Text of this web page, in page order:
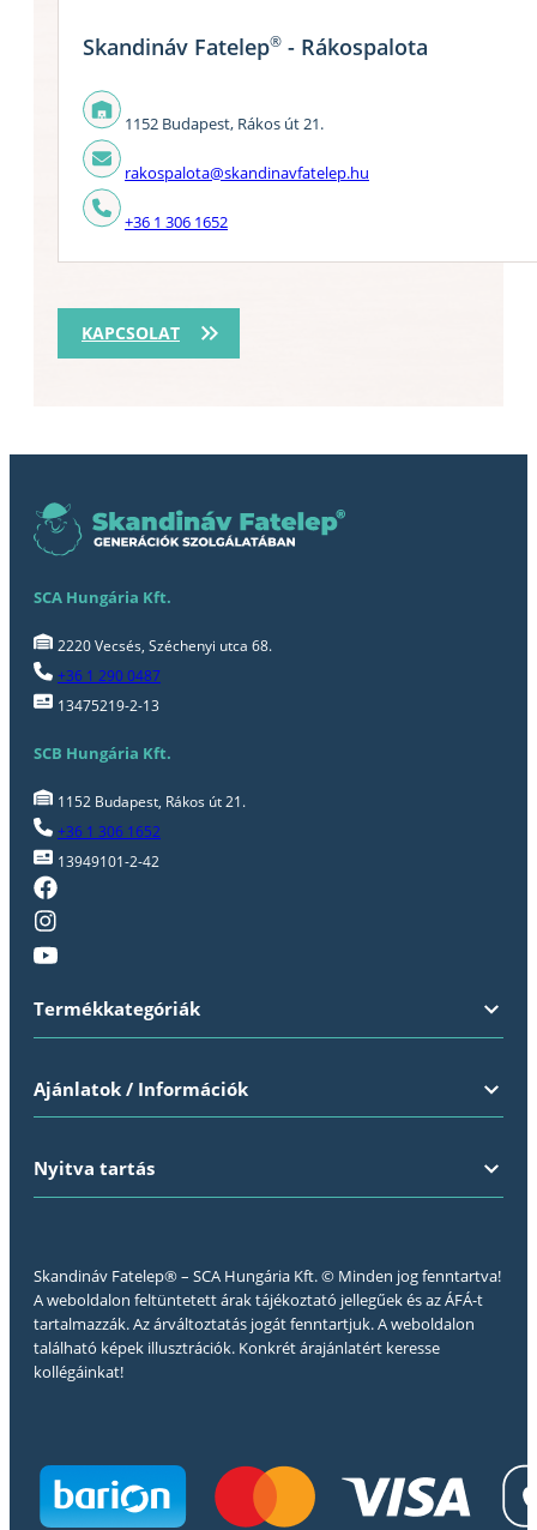
KAPCSOLAT
Skandináv Fatelep® - Rákospalota
1152 Budapest, Rákos út 21.
rakospalota@skandinavfatelep.hu
+36 1 306 1652
SCA Hungária Kft.
2220 Vecsés, Széchenyi utca 68.
+36 1 290 0487
13475219-2-13
SCB Hungária Kft.
1152 Budapest, Rákos út 21.
+36 1 306 1652
13949101-2-42
Termékkategóriák
Ajánlatok / Információk
Nyitva tartás
Skandináv Fatelep® – SCA Hungária Kft. © Minden jog fenntartva!
A weboldalon feltüntetett árak tájékoztató jellegűek és az ÁFÁ-t
tartalmazzák. Az árváltoztatás jogát fenntartjuk. A weboldalon
található képek illusztrációk. Konkrét árajánlatért keresse
kollégáinkat!